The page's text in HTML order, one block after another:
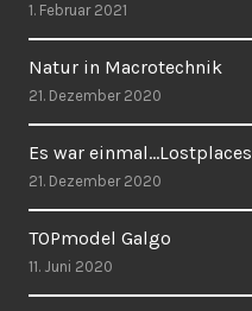
1. Februar 2021
Natur in Macrotechnik
21. Dezember 2020
Es war einmal…Lostplaces
21. Dezember 2020
TOPmodel Galgo
11. Juni 2020